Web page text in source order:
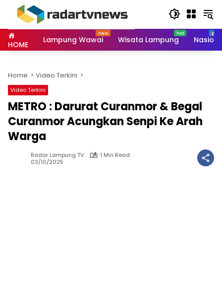
HOME Lampung Wawai Wisata Lampung
Home Video Terkini
Video Terkini
METRO : Darurat Curanmor & Begal
Curanmor Acungkan Senpi Ke Arah
Warga
Radar Lampung TV
1 Min Read
03/10/2025